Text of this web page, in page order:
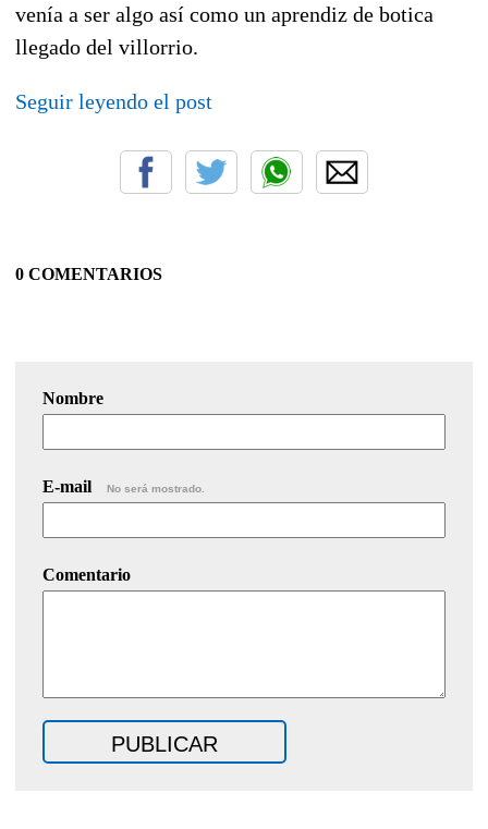
venía a ser algo así como un aprendiz de botica
llegado del villorrio.
Seguir leyendo el post
0 COMENTARIOS
Nombre
E-mail No será mostrado.
Comentario